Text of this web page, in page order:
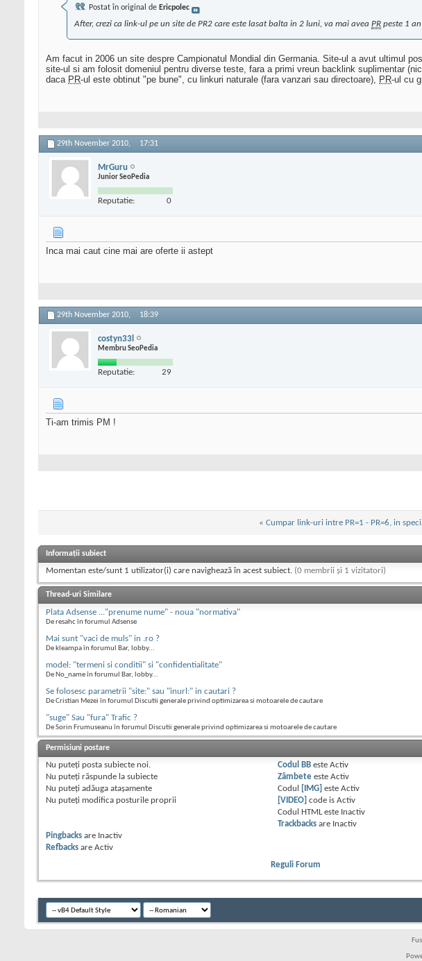
Postat în original de Ericpolec
After, crezi ca link-ul pe un site de PR2 care este lasat balta in 2 luni, va mai avea PR peste 1
Am facut in 2006 un site despre Campionatul Mondial din Germania. Site-ul a avut ultimul
site-ul si am folosit domeniul pentru diverse teste, fara a primi vreun backlink suplimentar
daca PR-ul este obtinut "pe bune", cu linkuri naturale (fara vanzari sau directoare), PR-ul cu
29th November 2010, 17:31
MrGuru
Junior SeoPedia
Reputatie: 0
Inca mai caut cine mai are oferte ii astept
29th November 2010, 18:39
costyn33l
Membru SeoPedia
Reputatie: 29
Ti-am trimis PM !
« Cumpar link-uri intre PR=1 - PR=6, in
Informații subiect
Momentan este/sunt 1 utilizator(i) care navighează în acest subiect. (0 membrii și 1 vizitatori)
Thread-uri Similare
Plata Adsense ..."prenume nume" - noua "normativa"
De resahc în forumul Adsense
Mai sunt "vaci de muls" in .ro ?
De kleampa în forumul Bar, lobby...
model: "termeni si conditii" si "confidentialitate"
De No_name în forumul Bar, lobby...
Se folosesc parametrii "site:" sau "inurl:" in cautari ?
De Cristian Mezei în forumul Discutii generale privind optimizarea si motoarele de cautare
"suge" Sau "fura" Trafic ?
De Sorin Frumuseanu în forumul Discutii generale privind optimizarea si motoarele de cautare
Permisiuni postare
Nu puteţi posta subiecte noi.
Nu puteţi răspunde la subiecte
Nu puteţi adăuga ataşamente
Nu puteţi modifica posturile proprii
Codul BB esteActiv
Zâmbete esteActiv
Codul
[IMG] esteActiv
[VIDEO] code isActiv
Codul HTML este Inactiv
Trackbacks are Inactiv
Pingbacks are Inactiv
Refbacks are Activ
Reguli Forum